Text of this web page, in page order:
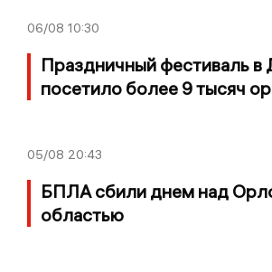
06/08 10:30
Праздничный фестиваль в
посетило более 9 тысяч
05/08 20:43
БПЛА сбили днем над
областью